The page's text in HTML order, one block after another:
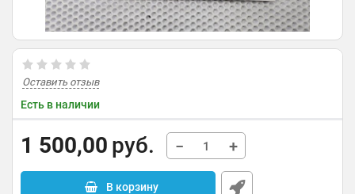
Оставить отзыв
Есть в наличии
1 500,00 руб. − +
В корзину